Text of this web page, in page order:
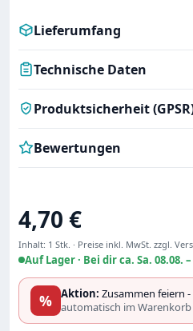
Lieferumfang
Technische Daten
Produktsicherheit
Bewertungen
Regulärer Preis:
4,70 €
Inhalt: 1 Stk. · Preise inkl. MwSt. zzgl.
Auf Lager · Bei dir ca. Sa. 08.08.
% Aktion: Zusammen feiern -
automatisch im